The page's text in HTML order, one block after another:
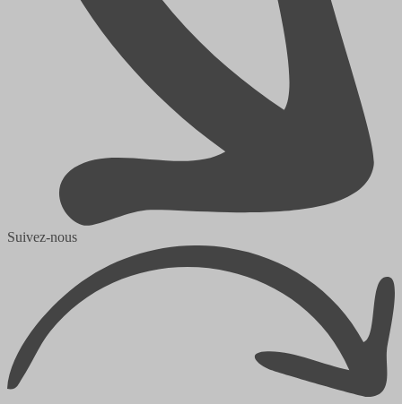
Suivez-nous